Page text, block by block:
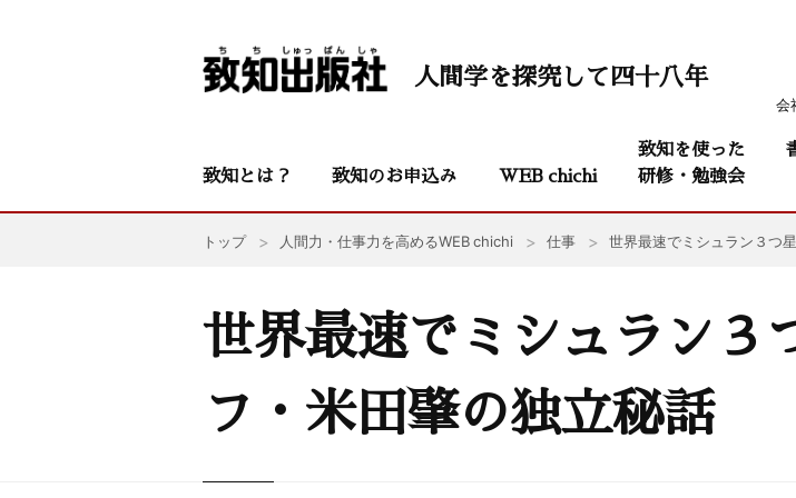
会
人間学を探究して四十八年
致知とは？ 致知のお申込み WEB chichi
致知を使った
研修・勉強会
トップ 人間力・仕事力を高めるWEB chichi 仕事 世界最速でミシュラン３つ
世界最速でミシュラン３
フ・米田肇の独立秘話